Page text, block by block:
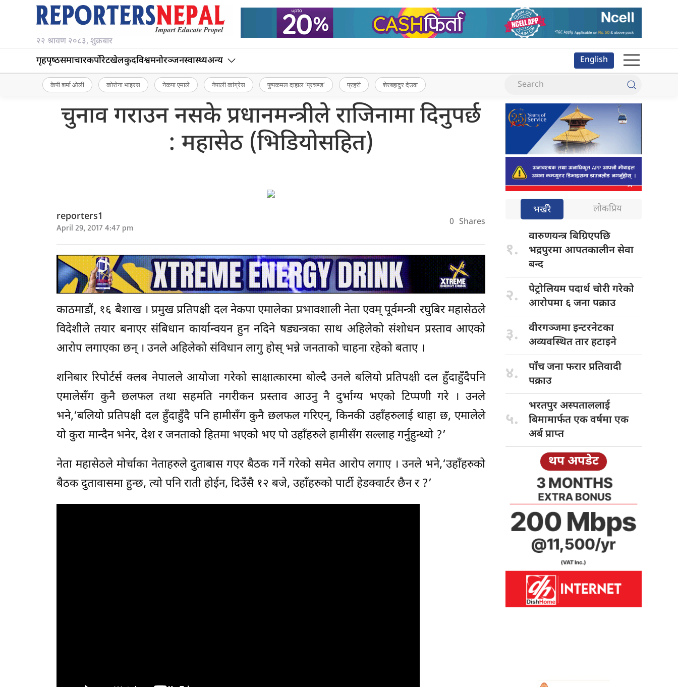
२२ श्रावण २०८३, शुक्रबार
गृहपृष्‍ठसमाचारकर्पोरेटखेलकुदविश्वमनोरञ्जनस्वास्थ्यअन्य English
केपी शर्मा ओली कोरोना भाइरस नेकपा एमाले नेपाली कांग्रेस पुष्पकमल दाहाल ‘प्रचण्ड’ प्रहरी शेरबहादुर देउवा
चुनाव गराउन नसके प्रधानमन्त्रीले राजिनामा दिनुपर्छ
: महासेठ (भिडियोसहित)
reporters1
April 29, 2017 4:47 pm 0 Shares
काठमाडौं, १६ बैशाख । प्रमुख प्रतिपक्षी दल नेकपा एमालेका प्रभावशाली नेता एवम् पूर्वमन्त्री रघुबिर महासेठले
विदेशीले तयार बनाएर संबिधान कार्यान्वयन हुन नदिने षड्यन्त्रका साथ अहिलेको संशोधन प्रस्ताव आएको
आरोप लगाएका छन् । उनले अहिलेको संविधान लागु होस् भन्ने जनताको चाहना रहेको बताए ।
शनिबार रिपोर्टर्स क्लब नेपालले आयोजा गरेको साक्षात्कारमा बोल्दै उनले बलियो प्रतिपक्षी दल हुँदाहुँदैपनि
एमालेसँग कुनै छलफल तथा सहमति नगरीकन प्रस्ताव आउनु नै दुर्भाग्य भएको टिप्पणी गरे । उनले
भने,‘बलियो प्रतिपक्षी दल हुँदाहुँदै पनि हामीसँग कुनै छलफल गरिएन्, किनकी उहाँहरुलाई थाहा छ, एमालेले
यो कुरा मान्दैन भनेर, देश र जनताको हितमा भएको भए पो उहाँहरुले हामीसँग सल्लाह गर्नुहुन्थ्यो ?’
नेता महासेठले मोर्चाका नेताहरुले दुताबास गएर बैठक गर्ने गरेको समेत आरोप लगाए । उनले भने,‘उहाँहरुको
बैठक दुतावासमा हुन्छ, त्यो पनि राती होईन, दिउँसै १२ बजे, उहाँहरुको पार्टी हेडक्वार्टर छैन र ?’
भर्खरै लोकप्रिय
१.
वारुणयन्त्र बिग्रिएपछि
भद्रपुरमा आपतकालीन सेवा
बन्द
२. पेट्रोलियम पदार्थचोरी गरेको
आरोपमा ६ जना पक्राउ
३.
वीरगञ्जमा इन्टरनेटका
अव्यवस्थित तार हटाइने
४. पाँच जनाफरार प्रतिवादी
पक्राउ
५.
भरतपुर अस्पताललाई
बिमामार्फत एक वर्षमा एक
अर्ब प्राप्त
थप अपडेट